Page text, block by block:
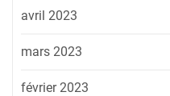
avril 2023
mars 2023
février 2023